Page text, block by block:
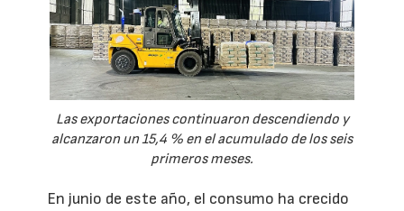
Las exportaciones continuaron descendiendo y
alcanzaron un 15,4 % en el acumulado de los seis
primeros meses.
En junio de este año, el consumo ha crecido